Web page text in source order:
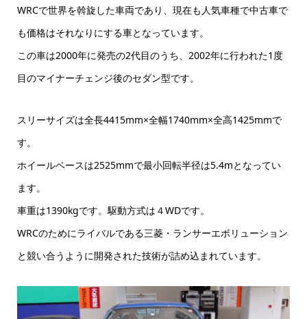
WRCで世界を斡旋した車両であり、現在も人気車種で中古車で
も価格はそれなりにする車となっています。
この車は2000年に発売の2代目のうち、2002年に行われた1度
目のマイナーチェンジ後のセダン型です。
スリーサイズは全長4415mm×全幅1740mm×全高1425mmで
す。
ホイールベースは2525mmで最小回転半径は5.4mとなってい
ます。
車重は1390kgです。駆動方式は４WDです。
WRCのためにライバルである三菱・ランサーエボリューション
と競い合うように開発された技術が詰め込まれています。